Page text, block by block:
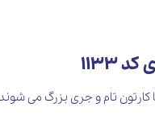
کارتون تام و جری بزرگ می